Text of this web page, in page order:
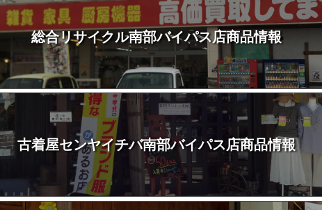
総合リサイクル南部バイパス店商品情報
古着屋センヤイチバ南部バイパス店商品情報